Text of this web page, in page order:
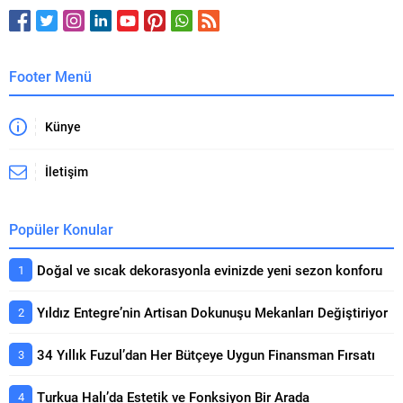
modelleriyle banyolarda fark
yaratıyor. Dayanıklı, ergonomik ve
farklı zevklere...
açısından da beklentileri
karşılayabilmelidir. Geleneksel
Footer Menü
Künye
İletişim
Popüler Konular
Doğal ve sıcak dekorasyonla evinizde yeni sezon konforu
Yıldız Entegre’nin Artisan Dokunuşu Mekanları Değiştiriyor
34 Yıllık Fuzul’dan Her Bütçeye Uygun Finansman Fırsatı
Turkua Halı’da Estetik ve Fonksiyon Bir Arada